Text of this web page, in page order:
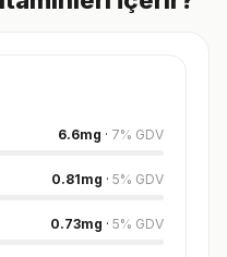
6.6mg · 7% GDV
0.81mg · 5% GDV
0.73mg · 5% GDV